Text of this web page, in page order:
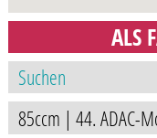
ALS